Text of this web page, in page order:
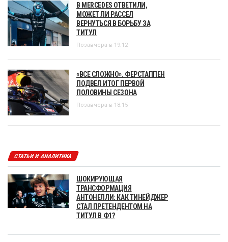
В MERCEDES ОТВЕТИЛИ,
МОЖЕТ ЛИ РАССЕЛ
ВЕРНУТЬСЯ В БОРЬБУ ЗА
ТИТУЛ
Позавчера в 19:12
«ВСЕ СЛОЖНО». ФЕРСТАППЕН
ПОДВЕЛ ИТОГ ПЕРВОЙ
ПОЛОВИНЫ СЕЗОНА
Позавчера в 18:15
СТАТЬИ И АНАЛИТИКА
ШОКИРУЮЩАЯ
ТРАНСФОРМАЦИЯ
АНТОНЕЛЛИ: КАК ТИНЕЙДЖЕР
СТАЛ ПРЕТЕНДЕНТОМ НА
ТИТУЛ В Ф1?